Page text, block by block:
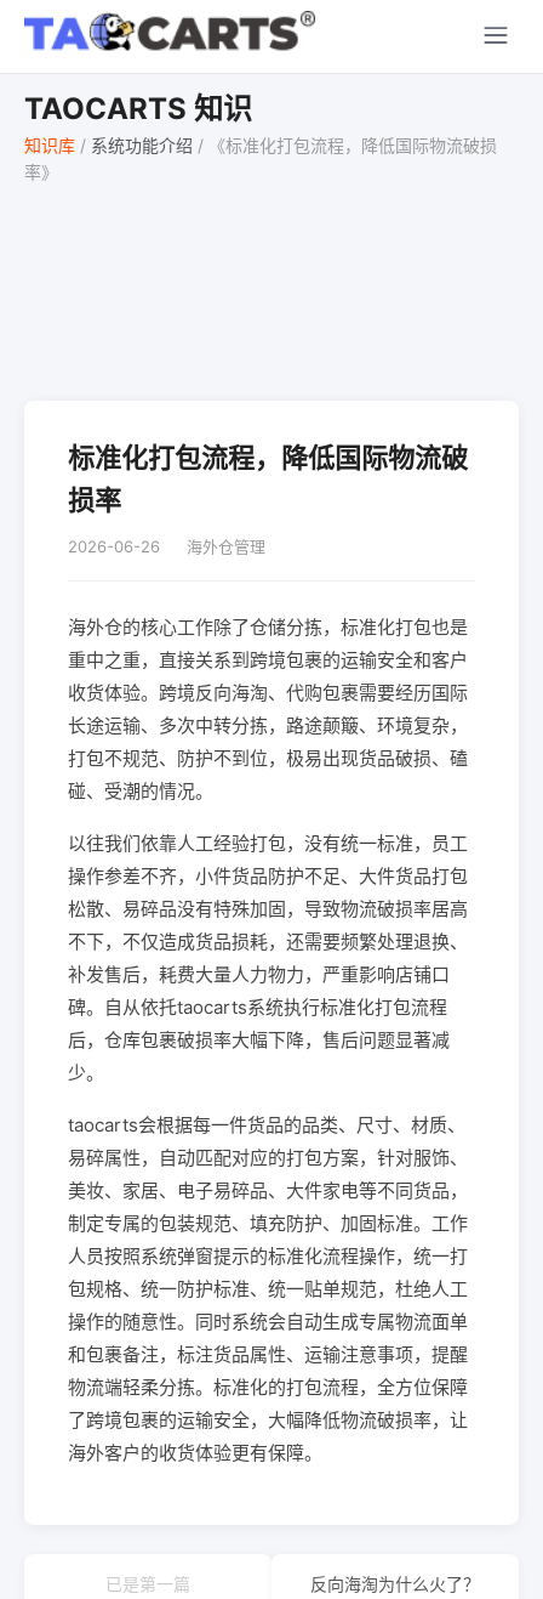
TAOCARTS 知识
知识库 / 系统功能介绍 /
《标准化打包流程，降低国际物流破损
率》
标准化打包流程，降低国际物流破
损率
2026-06-26 海外仓管理
海外仓的核心工作除了仓储分拣，标准化打包也是
重中之重，直接关系到跨境包裹的运输安全和客户
收货体验。跨境反向海淘、代购包裹需要经历国际
长途运输、多次中转分拣，路途颠簸、环境复杂，
打包不规范、防护不到位，极易出现货品破损、磕
碰、受潮的情况。
以往我们依靠人工经验打包，没有统一标准，员工
操作参差不齐，小件货品防护不足、大件货品打包
松散、易碎品没有特殊加固，导致物流破损率居高
不下，不仅造成货品损耗，还需要频繁处理退换、
补发售后，耗费大量人力物力，严重影响店铺口
碑。自从依托taocarts系统执行标准化打包流程
后，仓库包裹破损率大幅下降，售后问题显著减
少。
taocarts会根据每一件货品的品类、尺寸、材质、
易碎属性，自动匹配对应的打包方案，针对服饰、
美妆、家居、电子易碎品、大件家电等不同货品，
制定专属的包装规范、填充防护、加固标准。工作
人员按照系统弹窗提示的标准化流程操作，统一打
包规格、统一防护标准、统一贴单规范，杜绝人工
操作的随意性。同时系统会自动生成专属物流面单
和包裹备注，标注货品属性、运输注意事项，提醒
物流端轻柔分拣。标准化的打包流程，全方位保障
了跨境包裹的运输安全，大幅降低物流破损率，让
海外客户的收货体验更有保障。
已是第一篇
反向海淘为什么火了？